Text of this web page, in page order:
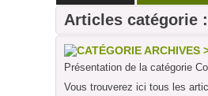
Articles catégorie :
CATÉGORIE ARCHIVES
Présentation de la catégorie
Vous trouverez ici tous les